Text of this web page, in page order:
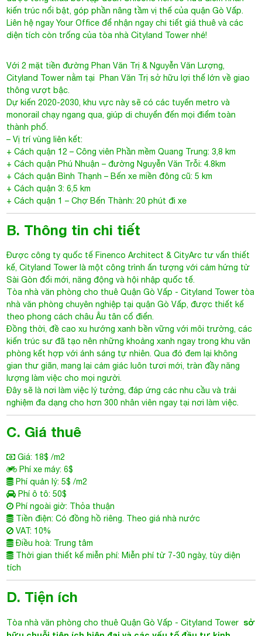
kiến trúc nổi bật, góp phần nâng tầm vị thế của quận Gò Vấp.
Liên hệ ngay Your Office để nhận ngay chi tiết giá thuê và các
diện tích còn trống của tòa nhà Cityland Tower nhé!
Với 2 mặt tiền đường Phan Văn Trị & Nguyễn Văn Lượng,
Cityland Tower nằm tại Phan Văn Trịsở hữu lợi thế lớn về giao
thông vượt bậc.
Dự kiến 2020-2030, khu vực này sẽ có các tuyến metro và
monorail chạy ngang qua, giúp di chuyển đến mọi điểm toàn
thành phố.
– Vị trí vùng liên kết:
+ Cách quận 12 – Công viên Phần mềm Quang Trung: 3,8 km
+ Cách quận Phú Nhuận – đường Nguyễn Văn Trỗi: 4.8km
+ Cách quận Bình Thạnh – Bến xe miền đông cũ: 5 km
+ Cách quận 3: 6,5 km
+ Cách quận 1 – Chợ Bến Thành: 20 phút đi xe
B. Thông tin chi tiết
Được công ty quốc tế Finenco Architect & CityArc tư vấn thiết
kế,Cityland Tower là một công trình ấn tượng với cảm hứng từ
Sài Gòn đổi mới, năng động và hội nhập quốc tế.
Tòa nhà văn phòng cho thuê Quận Gò Vấp - Cityland Tower tòa
nhà văn phòng chuyên nghiệp tại quận Gò Vấp, được thiết kế
theo phong cách châu Âu tân cổ điển.
Đồng thời, đề cao xu hướng xanh bền vững với môi trường, các
kiến trúc sư đã tạo nên những khoảng xanh ngay trong khu văn
phòng kết hợp với ánh sáng tự nhiên. Qua đó đem lại không
gian thư giãn, mang lại cảm giác luôn tươi mới, tràn đầy năng
lượng làm việc cho mọi người.
Đây sẽ là nơi làm việc lý tưởng, đáp ứng các nhu cầu và trải
nghiệm đa dạng cho hơn 300 nhân viên ngay tại nơi làm việc.
C. Giá thuê
Giá: 18$ /m2
Phí xe máy: 6$
Phí quản lý: 5$ /m2
Phí ô tô: 50$
Phí ngoài giờ: Thỏa thuận
Tiền điện: Có đồng hồ riêng. Theo giá nhà nước
VAT: 10%
Điều hoà: Trung tâm
Thời gian thiết kế miễn phí: Miễn phí từ 7-30 ngày, tùy diện
tích
D. Tiện ích
Tòa nhà văn phòng cho thuê Quận Gò Vấp -Cityland Tower sở